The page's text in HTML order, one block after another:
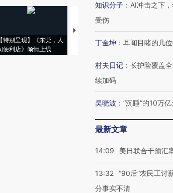
【特别呈现】《东莞，人
便利店》倾情上线
【推广】走进第四届链博
会，让数智科技“链”接产
【特别
知识分子 ： AI冲击之下
受伤
丁金坤 ： 耳闻目睹的几
村夫日记 ： 长护险覆盖
续加码
吴晓波 ： “沉睡”的10万
最新文章
14:09 美日联合干预汇
13:32 “90后”农民工讨
分事实不清